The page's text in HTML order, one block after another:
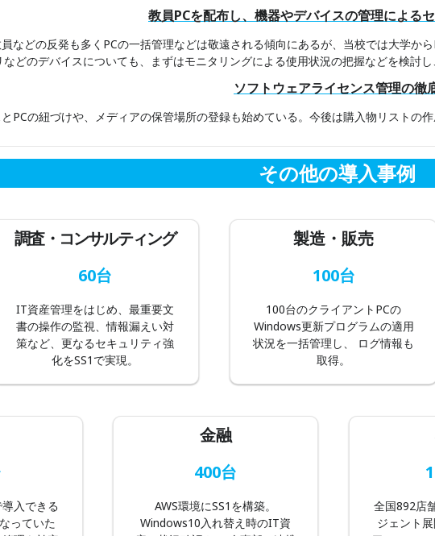
教員PCを配布し、機器やデバイスの管理による
などの反発も多くPCの一括管理などは敬遠される傾向にあるが、当校では大学か
どのデバイスについても、まずはモニタリングによる使用状況の把握などを検討し
ソフトウェアライセンス管理の徹
PCの紐づけや、メディアの保管場所の登録も始めている。今後は購入物リストの
その他の導入事例
調査・コンサルティング
60台
IT資産管理をはじめ、最重要文
書の操作の監視、情報漏えい対
策など、更なるセキュリティ強
化をSS1で実現。
製造・販売
100台
100台のクライアントPCの
Windows更新プログラムの適用
状況を一括管理し、 ログ情報も
取得。
入できる
っていた
金融
400台
AWS環境にSS1を構築。
Windows10入れ替え時のIT資
全国892店
ジェント